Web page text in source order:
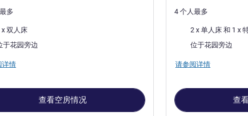
多
品
x 双人床
于花园旁边
详情
查看空房情况
4 个人最多
床上用品
2 x 单人床
位于花园旁边
请参阅详情
查